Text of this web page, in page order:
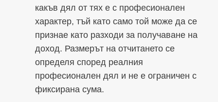
какъв дял от тях е с професионален
характер, тъй като само той може да се
признае като разходи за получаване на
доход. Размерът на отчитането се
определя според реалния
професионален дял и не е ограничен с
фиксирана сума.